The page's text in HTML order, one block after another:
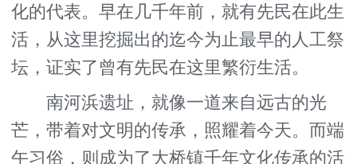
化的代表。早在几千年前，就有先民在此生
活，从这里挖掘出的迄今为止最早的人工祭
坛，证实了曾有先民在这里繁衍生活。
南河浜遗址，就像一道来自远古的光
芒，带着对文明的传承，照耀着今天。而端
午习俗，则成为了大桥镇千年文化传承的活